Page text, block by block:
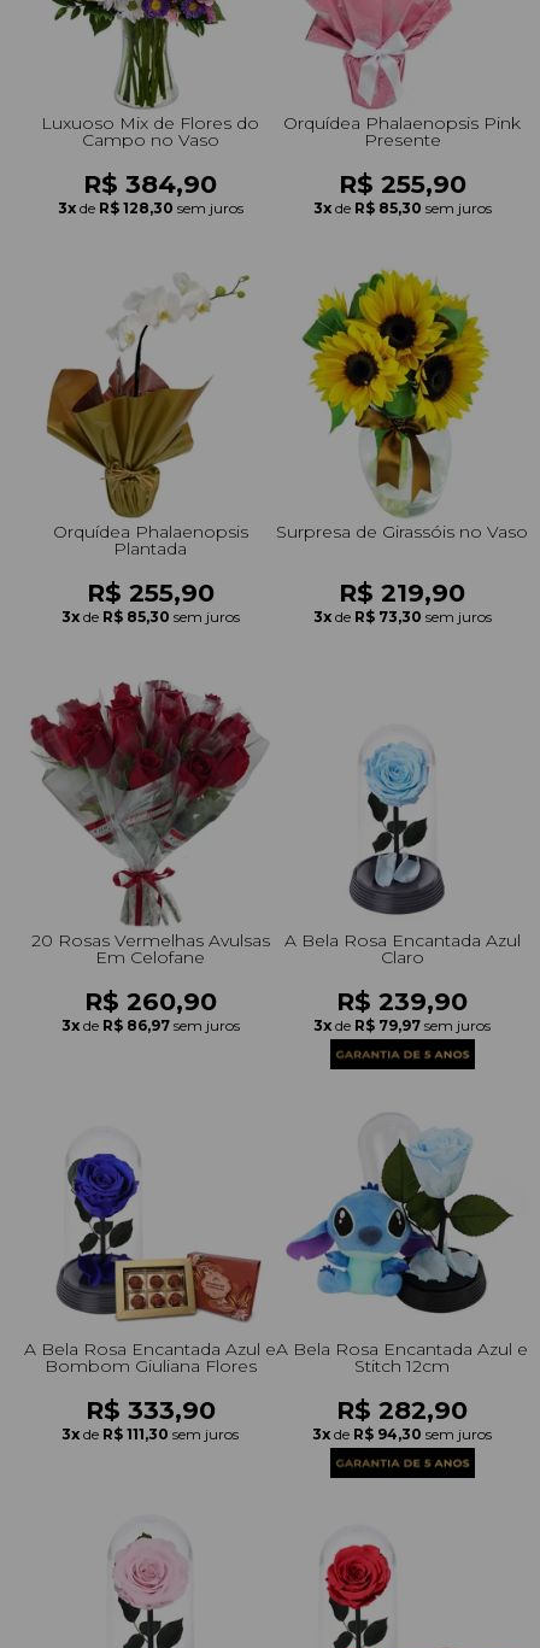
Luxuoso Mix de Flores do
Campo no Vaso
R$ 384,90
3x de R$ 128,30 sem juros
Orquídea Phalaenopsis Pink
Presente
R$ 255,90
3x de R$ 85,30 sem juros
Orquídea Phalaenopsis
Plantada
R$ 255,90
3x de R$ 85,30 sem juros
Surpresa de Girassóis no Vaso
R$ 219,90
3x de R$ 73,30 sem juros
20 Rosas Vermelhas Avulsas
Em Celofane
R$ 260,90
3x de R$ 86,97 sem juros
A Bela Rosa Encantada Azul
Claro
R$ 239,90
3x de R$ 79,97 sem juros
A Bela Rosa Encantada Azul e
Bombom Giuliana Flores
R$ 333,90
3x de R$ 111,30 sem juros
A Bela Rosa Encantada Azul e
Stitch 12cm
R$ 282,90
3x de R$ 94,30 sem juros